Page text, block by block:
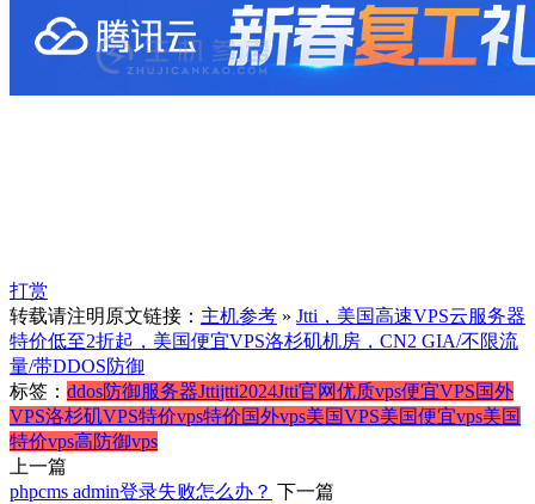
打赏
转载请注明原文链接： 主机参考 » Jtti，美国高速VPS云服务器
特价低至2折起，美国便宜VPS洛杉矶机房，CN2 GIA/不限流
量/带DDOS防御
标签： ddos防御服务器Jttijtti2024Jtti官网优质vps便宜VPS国外
VPS洛杉矶VPS特价vps特价国外vps美国VPS美国便宜vps美国
特价vps高防御vps
上一篇
phpcms admin登录失败怎么办？ 下一篇